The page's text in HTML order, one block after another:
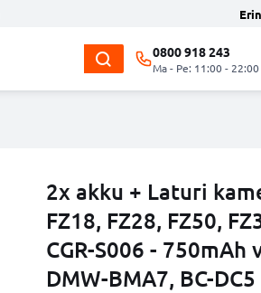
0800 918 243
Ma - Pe: 11:00 - 22:00
2x akku + Laturi
FZ18, FZ28, FZ50,
CGR-S006 - 750mAh
DMW-BMA7, BC-